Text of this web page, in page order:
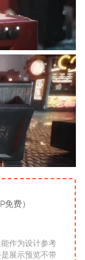
免费）
作为设计参考
展示预览不带